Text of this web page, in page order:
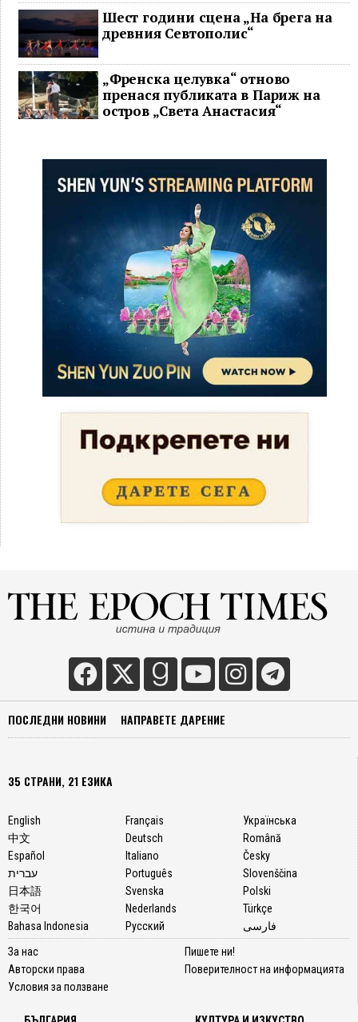
Шест години сцена „На брега на
древния Севтополис“
„Френска целувка“ отново
пренася публиката в Париж на
остров „Света Анастасия“
ПОСЛЕДНИ НОВИНИ НАПРАВЕТЕ ДАРЕНИЕ
35 СТРАНИ, 21 ЕЗИКА
English
中文
Español
עברית
日本語
한국어
Bahasa Indonesia
Français
Deutsch
Italiano
Português
Svenska
Nederlands
Русский
Українська
Română
Česky
Slovenščina
Polski
Türkçe
فارسی
За нас
Авторски права
Условия за ползване
Пишете ни!
Поверителност на информацията